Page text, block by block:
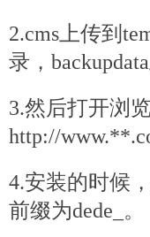
2.cms上传到
录，
3.然后打开浏
http://
4.安装的时候
前缀为dede _。